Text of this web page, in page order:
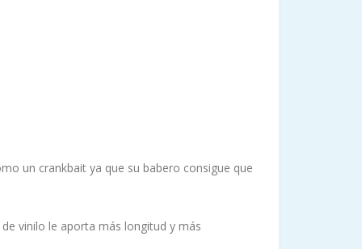
un crankbait ya que su babero consigue que
vinilo le aporta más longitud y más